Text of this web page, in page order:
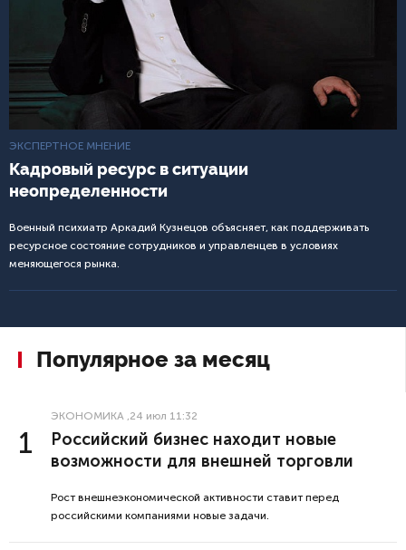
ЭКСПЕРТНОЕ МНЕНИЕ
Кадровый ресурс в ситуации
неопределенности
Военный психиатр Аркадий Кузнецов объясняет, как поддерживать
ресурсное состояние сотрудников и управленцев в условиях
меняющегося рынка.
Популярное за месяц
ЭКОНОМИКА ,24 июл 11:32
Российский бизнес находит новые
возможности для внешней торговли
Рост внешнеэкономической активности ставит перед
российскими компаниями новые задачи.